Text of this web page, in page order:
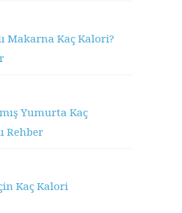
Makarna Kaç Kalori?
Yumurta Kaç
Rehber
Kaç Kalori